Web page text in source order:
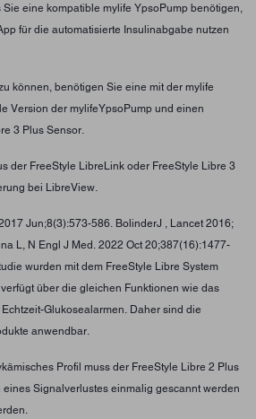
Sie eine kompatible mylife YpsoPump benötigen,
für die automatisierte Insulinabgabe nutzen
können, benötigen Sie eine mit der mylife
Version der mylifeYpsoPump und einen
3 Plus Sensor.
der FreeStyle LibreLink oder FreeStyle Libre 3
bei LibreView.
Jun;8(3):573-586. BolinderJ , Lancet 2016;
L, N Engl J Med. 2022 Oct 20;387(16):1477-
wurden mit dem FreeStyle Libre System
über die gleichen Funktionen wie das
Glukosealarmen. Daher sind die
anwendbar.
Profil muss der FreeStyle Libre 2 Plus
Signalverlustes einmalig gescannt werden